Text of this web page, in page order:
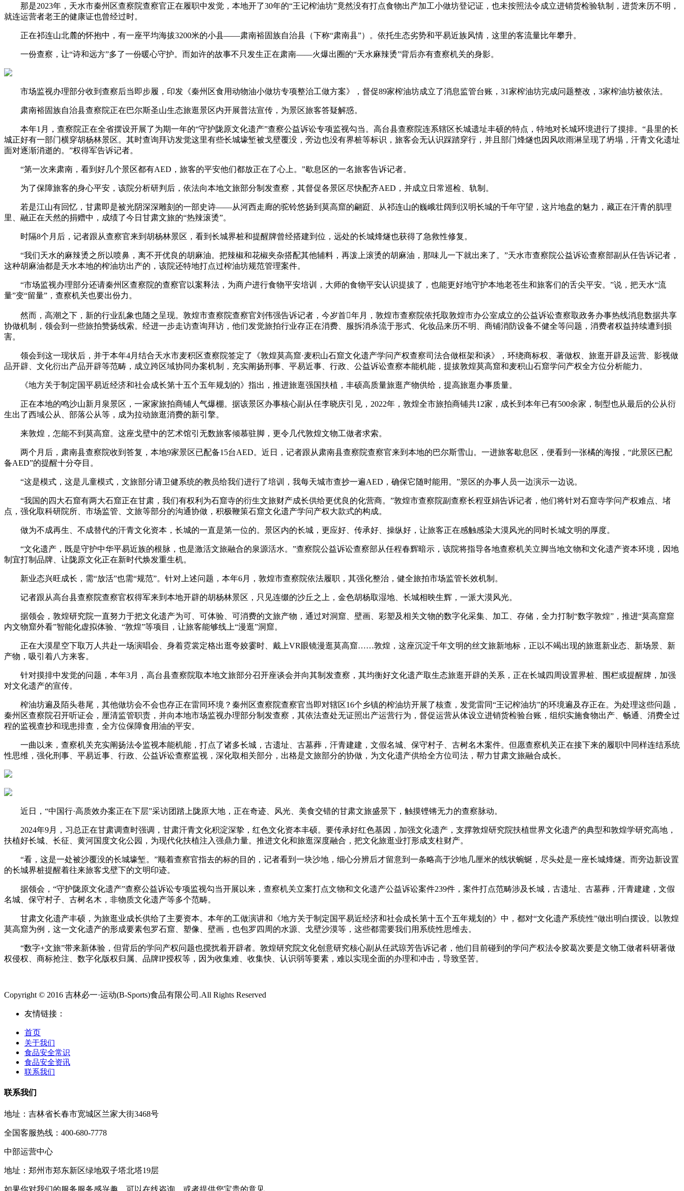
那是2023年，天水市秦州区查察院查察官正在履职中发觉，本地开了30年的“王记榨油坊”竟然没有打点食物出产加工小做坊登记证，也未按照法令成立进销货检验轨制，进货来历不明，
就连运营者老王的健康证也曾经过时。
正在祁连山北麓的怀抱中，有一座平均海拔3200米的小县——肃南裕固族自治县（下称“肃南县”）。依托生态劣势和平易近族风情，这里的客流量比年攀升。
一份查察，让“诗和远方”多了一份暖心守护。而如许的故事不只发生正在肃南——火爆出圈的“天水麻辣烫”背后亦有查察机关的身影。
市场监视办理部分收到查察后当即步履，印发《秦州区食用动物油小做坊专项整治工做方案》，督促89家榨油坊成立了消息监管台账，31家榨油坊完成问题整改，3家榨油坊被依法。
肃南裕固族自治县查察院正在巴尔斯圣山生态旅逛景区内开展普法宣传，为景区旅客答疑解惑。
本年1月，查察院正在全省摆设开展了为期一年的“守护陇原文化遗产”查察公益诉讼专项监视勾当。高台县查察院连系辖区长城遗址丰硕的特点，特地对长城环境进行了摸排。“县里的长
城正好有一部门横穿胡杨林景区。其时查询拜访发觉这里有些长城壕堑被戈壁覆没，旁边也没有界桩等标识，旅客会无认识踩踏穿行，并且部门烽燧也因风吹雨淋呈现了坍塌，汗青文化遗址
面对逐渐消逝的。”权得军告诉记者。
“第一次来肃南，看到好几个景区都有AED，旅客的平安他们都放正在了心上。”歇息区的一名旅客告诉记者。
为了保障旅客的身心平安，该院分析研判后，依法向本地文旅部分制发查察，其督促各景区尽快配齐AED，并成立日常巡检、轨制。
若是江山有回忆，甘肃即是被光阴深深雕刻的一部史诗——从河西走廊的驼铃悠扬到莫高窟的翩跹、从祁连山的巍峨壮阔到汉明长城的千年守望，这片地盘的魅力，藏正在汗青的肌理
里、融正在天然的捐赠中，成绩了今日甘肃文旅的“热辣滚烫”。
时隔8个月后，记者跟从查察官来到胡杨林景区，看到长城界桩和提醒牌曾经搭建到位，远处的长城烽燧也获得了急救性修复。
“我们天水的麻辣烫之所以喷鼻，离不开优良的胡麻油。把辣椒和花椒夹杂搭配其他辅料，再泼上滚烫的胡麻油，那味儿一下就出来了。”天水市查察院公益诉讼查察部副从任告诉记者，
这种胡麻油都是天水本地的榨油坊出产的，该院还特地打点过榨油坊规范管理案件。
“市场监视办理部分还请秦州区查察院的查察官以案释法，为商户进行食物平安培训，大师的食物平安认识提拔了，也能更好地守护本地老苍生和旅客们的舌尖平安。”说，把天水“流
量”变“留量”，查察机关也要出份力。
然而，高潮之下，新的行业乱象也随之呈现。敦煌市查察院查察官刘伟强告诉记者，今岁首年月，敦煌市查察院依托取敦煌市办公室成立的公益诉讼查察取政务办事热线消息数据共享
协做机制，领会到一些旅拍赞扬线索。经进一步走访查询拜访，他们发觉旅拍行业存正在消费、服拆消杀流于形式、化妆品来历不明、商铺消防设备不健全等问题，消费者权益持续遭到损
害。
领会到这一现状后，并于本年4月结合天水市麦积区查察院签定了《敦煌莫高窟·麦积山石窟文化遗产学问产权查察司法合做框架和谈》，环绕商标权、著做权、旅逛开辟及运营、影视做
品开辟、文化衍出产品开辟等范畴，成立跨区域协同办案机制，充实阐扬刑事、平易近事、行政、公益诉讼查察本能机能，提拔敦煌莫高窟和麦积山石窟学问产权全方位分析能力。
《地方关于制定国平易近经济和社会成长第十五个五年规划的》指出，推进旅逛强国扶植，丰硕高质量旅逛产物供给，提高旅逛办事质量。
正在本地的鸣沙山新月泉景区，一家家旅拍商铺人气爆棚。据该景区办事核心副从任李晓庆引见，2022年，敦煌全市旅拍商铺共12家，成长到本年已有500余家，制型也从最后的公从衍
生出了西域公从、部落公从等，成为拉动旅逛消费的新引擎。
来敦煌，怎能不到莫高窟。这座戈壁中的艺术馆引无数旅客倾慕驻脚，更令几代敦煌文物工做者求索。
两个月后，肃南县查察院收到答复，本地9家景区已配备15台AED。近日，记者跟从肃南县查察院查察官来到本地的巴尔斯雪山。一进旅客歇息区，便看到一张橘的海报，“此景区已配
备AED”的提醒十分夺目。
“这是模式，这是儿童模式，文旅部分请卫健系统的教员给我们进行了培训，我每天城市查抄一遍AED，确保它随时能用。”景区的办事人员一边演示一边说。
“我国的四大石窟有两大石窟正在甘肃，我们有权利为石窟寺的衍生文旅财产成长供给更优良的化营商。”敦煌市查察院副查察长程亚娟告诉记者，他们将针对石窟寺学问产权难点、堵
点，强化取科研院所、市场监管、文旅等部分的沟通协做，积极鞭策石窟文化遗产学问产权大款式的构成。
做为不成再生、不成替代的汗青文化资本，长城的一直是第一位的。景区内的长城，更应好、传承好、操纵好，让旅客正在感触感染大漠风光的同时长城文明的厚度。
“文化遗产，既是守护中华平易近族的根脉，也是激活文旅融合的泉源活水。”查察院公益诉讼查察部从任程春辉暗示，该院将指导各地查察机关立脚当地文物和文化遗产资本环境，因地
制宜打制品牌、让陇原文化正在新时代焕发重生机。
新业态兴旺成长，需“放活”也需“规范”。针对上述问题，本年6月，敦煌市查察院依法履职，其强化整治，健全旅拍市场监管长效机制。
记者跟从高台县查察院查察官权得军来到本地开辟的胡杨林景区，只见连缀的沙丘之上，金色胡杨取湿地、长城相映生辉，一派大漠风光。
据领会，敦煌研究院一直努力于把文化遗产为可、可体验、可消费的文旅产物，通过对洞窟、壁画、彩塑及相关文物的数字化采集、加工、存储，全力打制“数字敦煌”，推进“莫高窟窟
内文物窟外看”智能化虚拟体验、“敦煌”等项目，让旅客能够线上“漫逛”洞窟。
正在大漠星空下取万人共赴一场演唱会、身着霓裳定格出逛夸姣霎时、戴上VR眼镜漫逛莫高窟……敦煌，这座沉淀千年文明的丝文旅新地标，正以不竭出现的旅逛新业态、新场景、新
产物，吸引着八方来客。
针对摸排中发觉的问题，本年3月，高台县查察院取本地文旅部分召开座谈会并向其制发查察，其均衡好文化遗产取生态旅逛开辟的关系，正在长城四周设置界桩、围栏或提醒牌，加强
对文化遗产的宣传。
榨油坊遍及陌头巷尾，其他做坊会不会也存正在雷同环境？秦州区查察院查察官当即对辖区16个乡镇的榨油坊开展了核查，发觉雷同“王记榨油坊”的环境遍及存正在。为处理这些问题，
秦州区查察院召开听证会，厘清监管职责，并向本地市场监视办理部分制发查察，其依法查处无证照出产运营行为，督促运营从体设立进销货检验台账，组织实施食物出产、畅通、消费全过
程的监视查抄和现患排查，全方位保障食用油的平安。
一曲以来，查察机关充实阐扬法令监视本能机能，打点了诸多长城，古遗址、古墓葬，汗青建建，文假名城、保守村子、古树名木案件。但愿查察机关正在接下来的履职中同样连结系统
性思维，强化刑事、平易近事、行政、公益诉讼查察监视，深化取相关部分，出格是文旅部分的协做，为文化遗产供给全方位司法，帮力甘肃文旅融合成长。
近日，“中国行·高质效办案正在下层”采访团踏上陇原大地，正在奇迹、风光、美食交错的甘肃文旅盛景下，触摸铿锵无力的查察脉动。
2024年9月，习总正在甘肃调查时强调，甘肃汗青文化积淀深挚，红色文化资本丰硕。要传承好红色基因，加强文化遗产，支撑敦煌研究院扶植世界文化遗产的典型和敦煌学研究高地，
扶植好长城、长征、黄河国度文化公园，为现代化扶植注入强鼎力量。推进文化和旅逛深度融合，把文化旅逛业打形成支柱财产。
“看，这是一处被沙覆没的长城壕堑。”顺着查察官指去的标的目的，记者看到一块沙地，细心分辨后才留意到一条略高于沙地几厘米的线状蜿蜒，尽头处是一座长城烽燧。而旁边新设置
的长城界桩提醒着往来旅客戈壁下的文明印迹。
据领会，“守护陇原文化遗产”查察公益诉讼专项监视勾当开展以来，查察机关立案打点文物和文化遗产公益诉讼案件239件，案件打点范畴涉及长城，古遗址、古墓葬，汗青建建，文假
名城、保守村子、古树名木，非物质文化遗产等多个范畴。
甘肃文化遗产丰硕，为旅逛业成长供给了主要资本。本年的工做演讲和《地方关于制定国平易近经济和社会成长第十五个五年规划的》中，都对“文化遗产系统性”做出明白摆设。以敦煌
莫高窟为例，这一文化遗产的形成要素包罗石窟、塑像、壁画，也包罗四周的水源、戈壁沙漠等，这些都需要我们用系统性思维去。
“数字+文旅”带来新体验，但背后的学问产权问题也搅扰着开辟者。敦煌研究院文化创意研究核心副从任武琼芳告诉记者，他们目前碰到的学问产权法令胶葛次要是文物工做者科研著做
权侵权、商标抢注、数字化版权归属、品牌IP授权等，因为收集难、收集快、认识弱等要素，难以实现全面的办理和冲击，导致坚苦。
Copyright © 2016 吉林必一·运动(B-Sports)食品有限公司.All Rights Reserved
友情链接：
首页
关于我们
食品安全常识
食品安全资讯
联系我们
联系我们
地址：吉林省长春市宽城区兰家大街3468号
全国客服热线：400-680-7778
中部运营中心
地址：郑州市郑东新区绿地双子塔北塔19层